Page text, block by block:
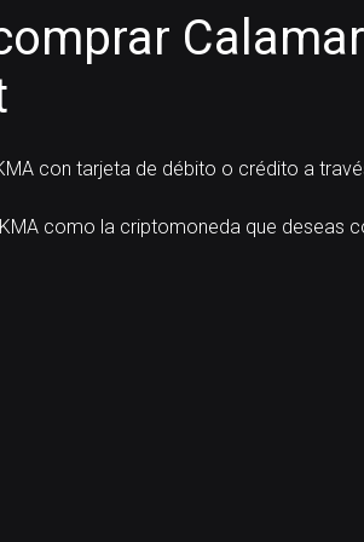
con tarjeta de débito o crédito a
KMA como la criptomoneda que deseas